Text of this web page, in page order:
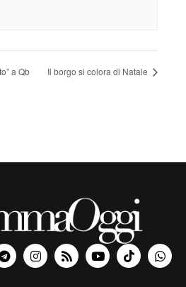
a Qb Il borgo si colora di Natale